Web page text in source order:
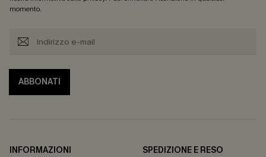
momento.
ABBONATI
INFORMAZIONI
SPEDIZIONE E RESO